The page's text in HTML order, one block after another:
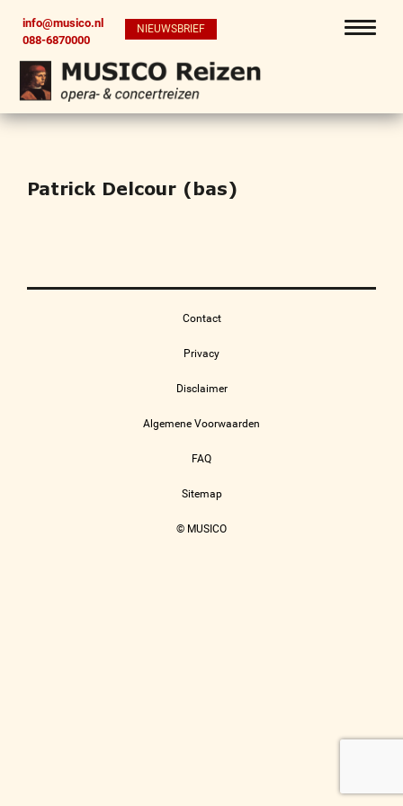
info@musico.nl
088-6870000
NIEUWSBRIEF
Patrick Delcour (bas)
Contact
Privacy
Disclaimer
Algemene Voorwaarden
FAQ
Sitemap
© MUSICO